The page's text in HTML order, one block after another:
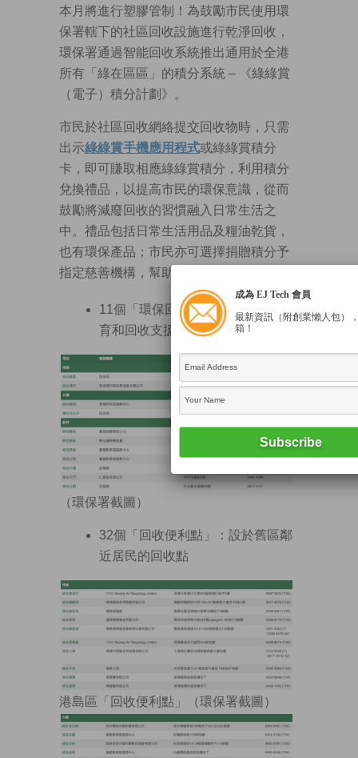
本月將進行塑膠管制！為鼓勵市民使用環
保署轄下的社區回收設施進行乾淨回收，
環保署通過智能回收系統推出通用於全港
所有「綠在區區」的積分系統 – 《綠綠賞
（電子）積分計劃》。
市民於社區回收網絡提交回收物時，只需
出示綠綠賞手機應用程式或綠綠賞積分
卡，即可賺取相應綠綠賞積分，利用積分
兌換禮品，以提高市民的環保意識，從而
鼓勵將減廢回收的習慣融入日常生活之
中。禮品包括日常生活用品及糧油乾貨，
也有環保產品；市民亦可選擇捐贈積分予
指定慈善機構，幫助有需要人士。
11個「環保回收站」：提供環保教
育和回收支援服務的區域回收樞紐
（環保署截圖）
32個「回收便利點」：設於舊區鄰
近居民的回收點
港島區「回收便利點」（環保署截圖）
成為 EJ Tech 會員
最新資訊（附創業懶人包）
箱！